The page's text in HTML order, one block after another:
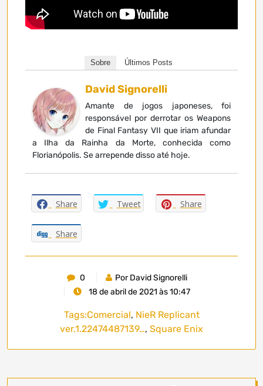
Sobre Últimos Posts
David Signorelli
Amante de jogos japoneses, foi
responsável por derrotar os Weapons
de Final Fantasy VII que iriam afundar
a Ilha da Rainha da Morte, conhecida como
Florianópolis. Se arrepende disso até hoje.
Share Tweet Share
Share
0
Por David Signorelli
18 de abril de 2021 às 10:47
Tags:Comercial, NieR Replicant
ver.1.22474487139…, Square Enix